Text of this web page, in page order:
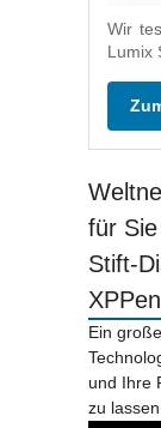
Wir
Lumix
für
Stift-
XPPen
Ein
und Ihre
zu lassen.